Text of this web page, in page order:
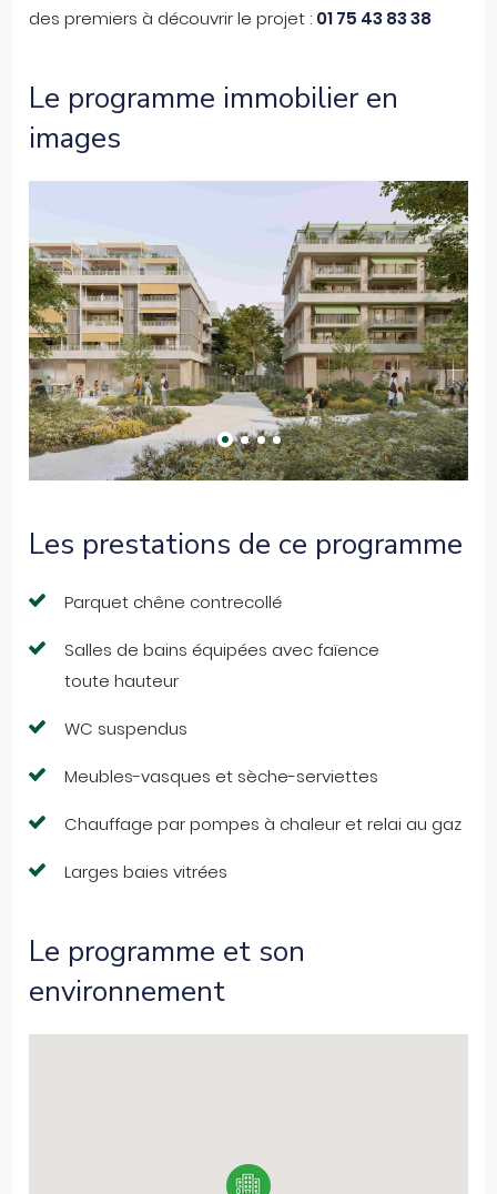
des premiers à découvrir le projet : 01 75 43 83 38
Le programme immobilier en
images
Les prestations de ce programme
Parquet chêne contrecollé
Salles de bains équipées avec faïence
toute hauteur
WC suspendus
Meubles-vasques et sèche-serviettes
Chauffage par pompes à chaleur et relai au gaz
Larges baies vitrées
Le programme et son
environnement